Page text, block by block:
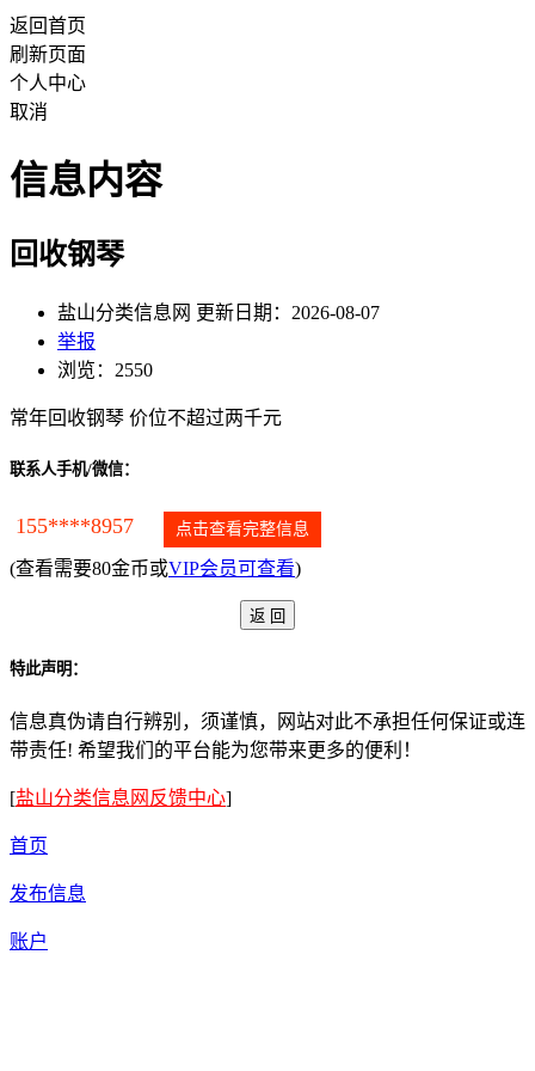
返回首页
刷新页面
个人中心
取消
信息内容
回收钢琴
盐山分类信息网 更新日期：2026-08-07
举报
浏览：2550
常年回收钢琴 价位不超过两千元
联系人手机/微信：
155****8957 点击查看完整信息
(查看需要80金币或VIP会员可查看)
特此声明：
信息真伪请自行辨别，须谨慎，网站对此不承担任何保证或连
带责任! 希望我们的平台能为您带来更多的便利！
[盐山分类信息网反馈中心]
首页
发布信息
账户